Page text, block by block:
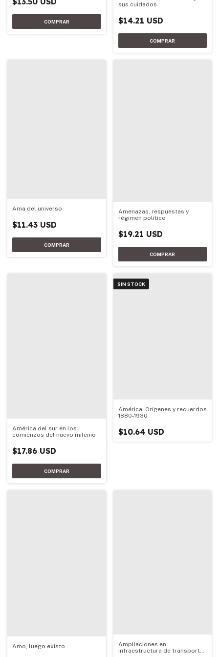
sus cuidados
$14.21 USD
Ama del universo
$11.43 USD
Amenazas, respuestas y
régimen político
$19.21 USD
América del sur en los
comienzos del nuevo milenio
$17.86 USD
SIN STOCK
América. Orígenes y recuerdos
1880-1930
$10.64 USD
Amo, luego existo
Ampliaciones en
infraestructura de transporte